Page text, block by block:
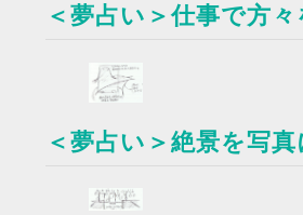
＜夢占い＞仕事で方
＜夢占い＞絶景を写真